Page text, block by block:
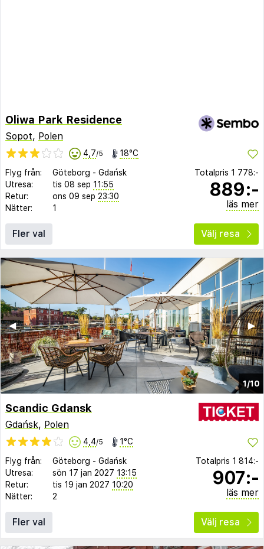
Oliwa Park Residence
Sopot, Polen
4,7/5 18°C
Flyg från: Göteborg - Gdańsk
Utresa:
tis 08 sep 11:55
Retur:
ons 09 sep 23:30
Nätter:
1
Totalpris 1 778:-
889:-
läs mer
Fler val Välj resa
1/10
▶︎
◀︎
Scandic Gdansk
Gdańsk, Polen
4,4/5 1°C
Flyg från: Göteborg - Gdańsk
Utresa:
sön 17 jan 2027 13:15
Retur:
tis 19 jan 2027 10:20
Nätter:
2
Totalpris 1 814:-
907:-
läs mer
Fler val Välj resa